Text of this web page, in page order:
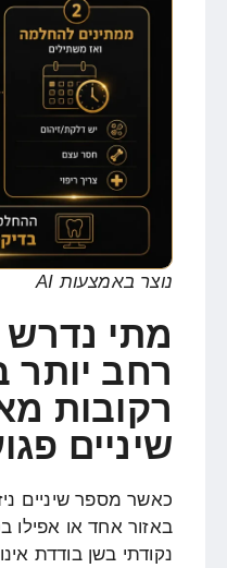
נוצר באמצעות AI
מתי
רחב יותר
רקובות
שיניים
כאשר מספר שיניים
באזור אחד או אפילו
נקודתי בשן בודדת